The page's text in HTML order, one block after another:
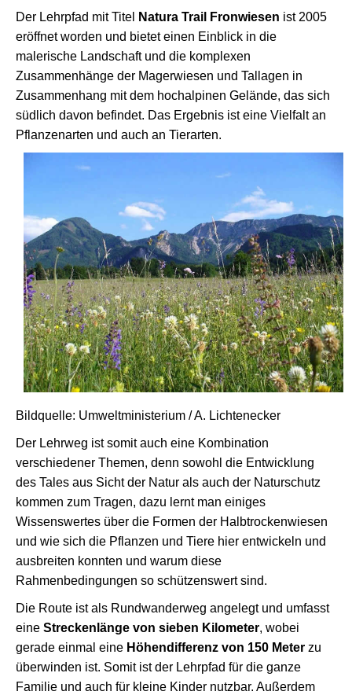
Der Lehrpfad mit Titel Natura Trail Fronwiesen ist 2005
eröffnet worden und bietet einen Einblick in die
malerische Landschaft und die komplexen
Zusammenhänge der Magerwiesen und Tallagen in
Zusammenhang mit dem hochalpinen Gelände, das sich
südlich davon befindet. Das Ergebnis ist eine Vielfalt an
Pflanzenarten und auch an Tierarten.
Bildquelle: Umweltministerium / A. Lichtenecker
Der Lehrweg ist somit auch eine Kombination
verschiedener Themen, denn sowohl die Entwicklung
des Tales aus Sicht der Natur als auch der Naturschutz
kommen zum Tragen, dazu lernt man einiges
Wissenswertes über die Formen der Halbtrockenwiesen
und wie sich die Pflanzen und Tiere hier entwickeln und
ausbreiten konnten und warum diese
Rahmenbedingungen so schützenswert sind.
Die Route ist als Rundwanderweg angelegt und umfasst
eine Streckenlänge von sieben Kilometer, wobei
gerade einmal eine Höhendifferenz von 150 Meter zu
überwinden ist. Somit ist der Lehrpfad für die ganze
Familie und auch für kleine Kinder nutzbar. Außerdem